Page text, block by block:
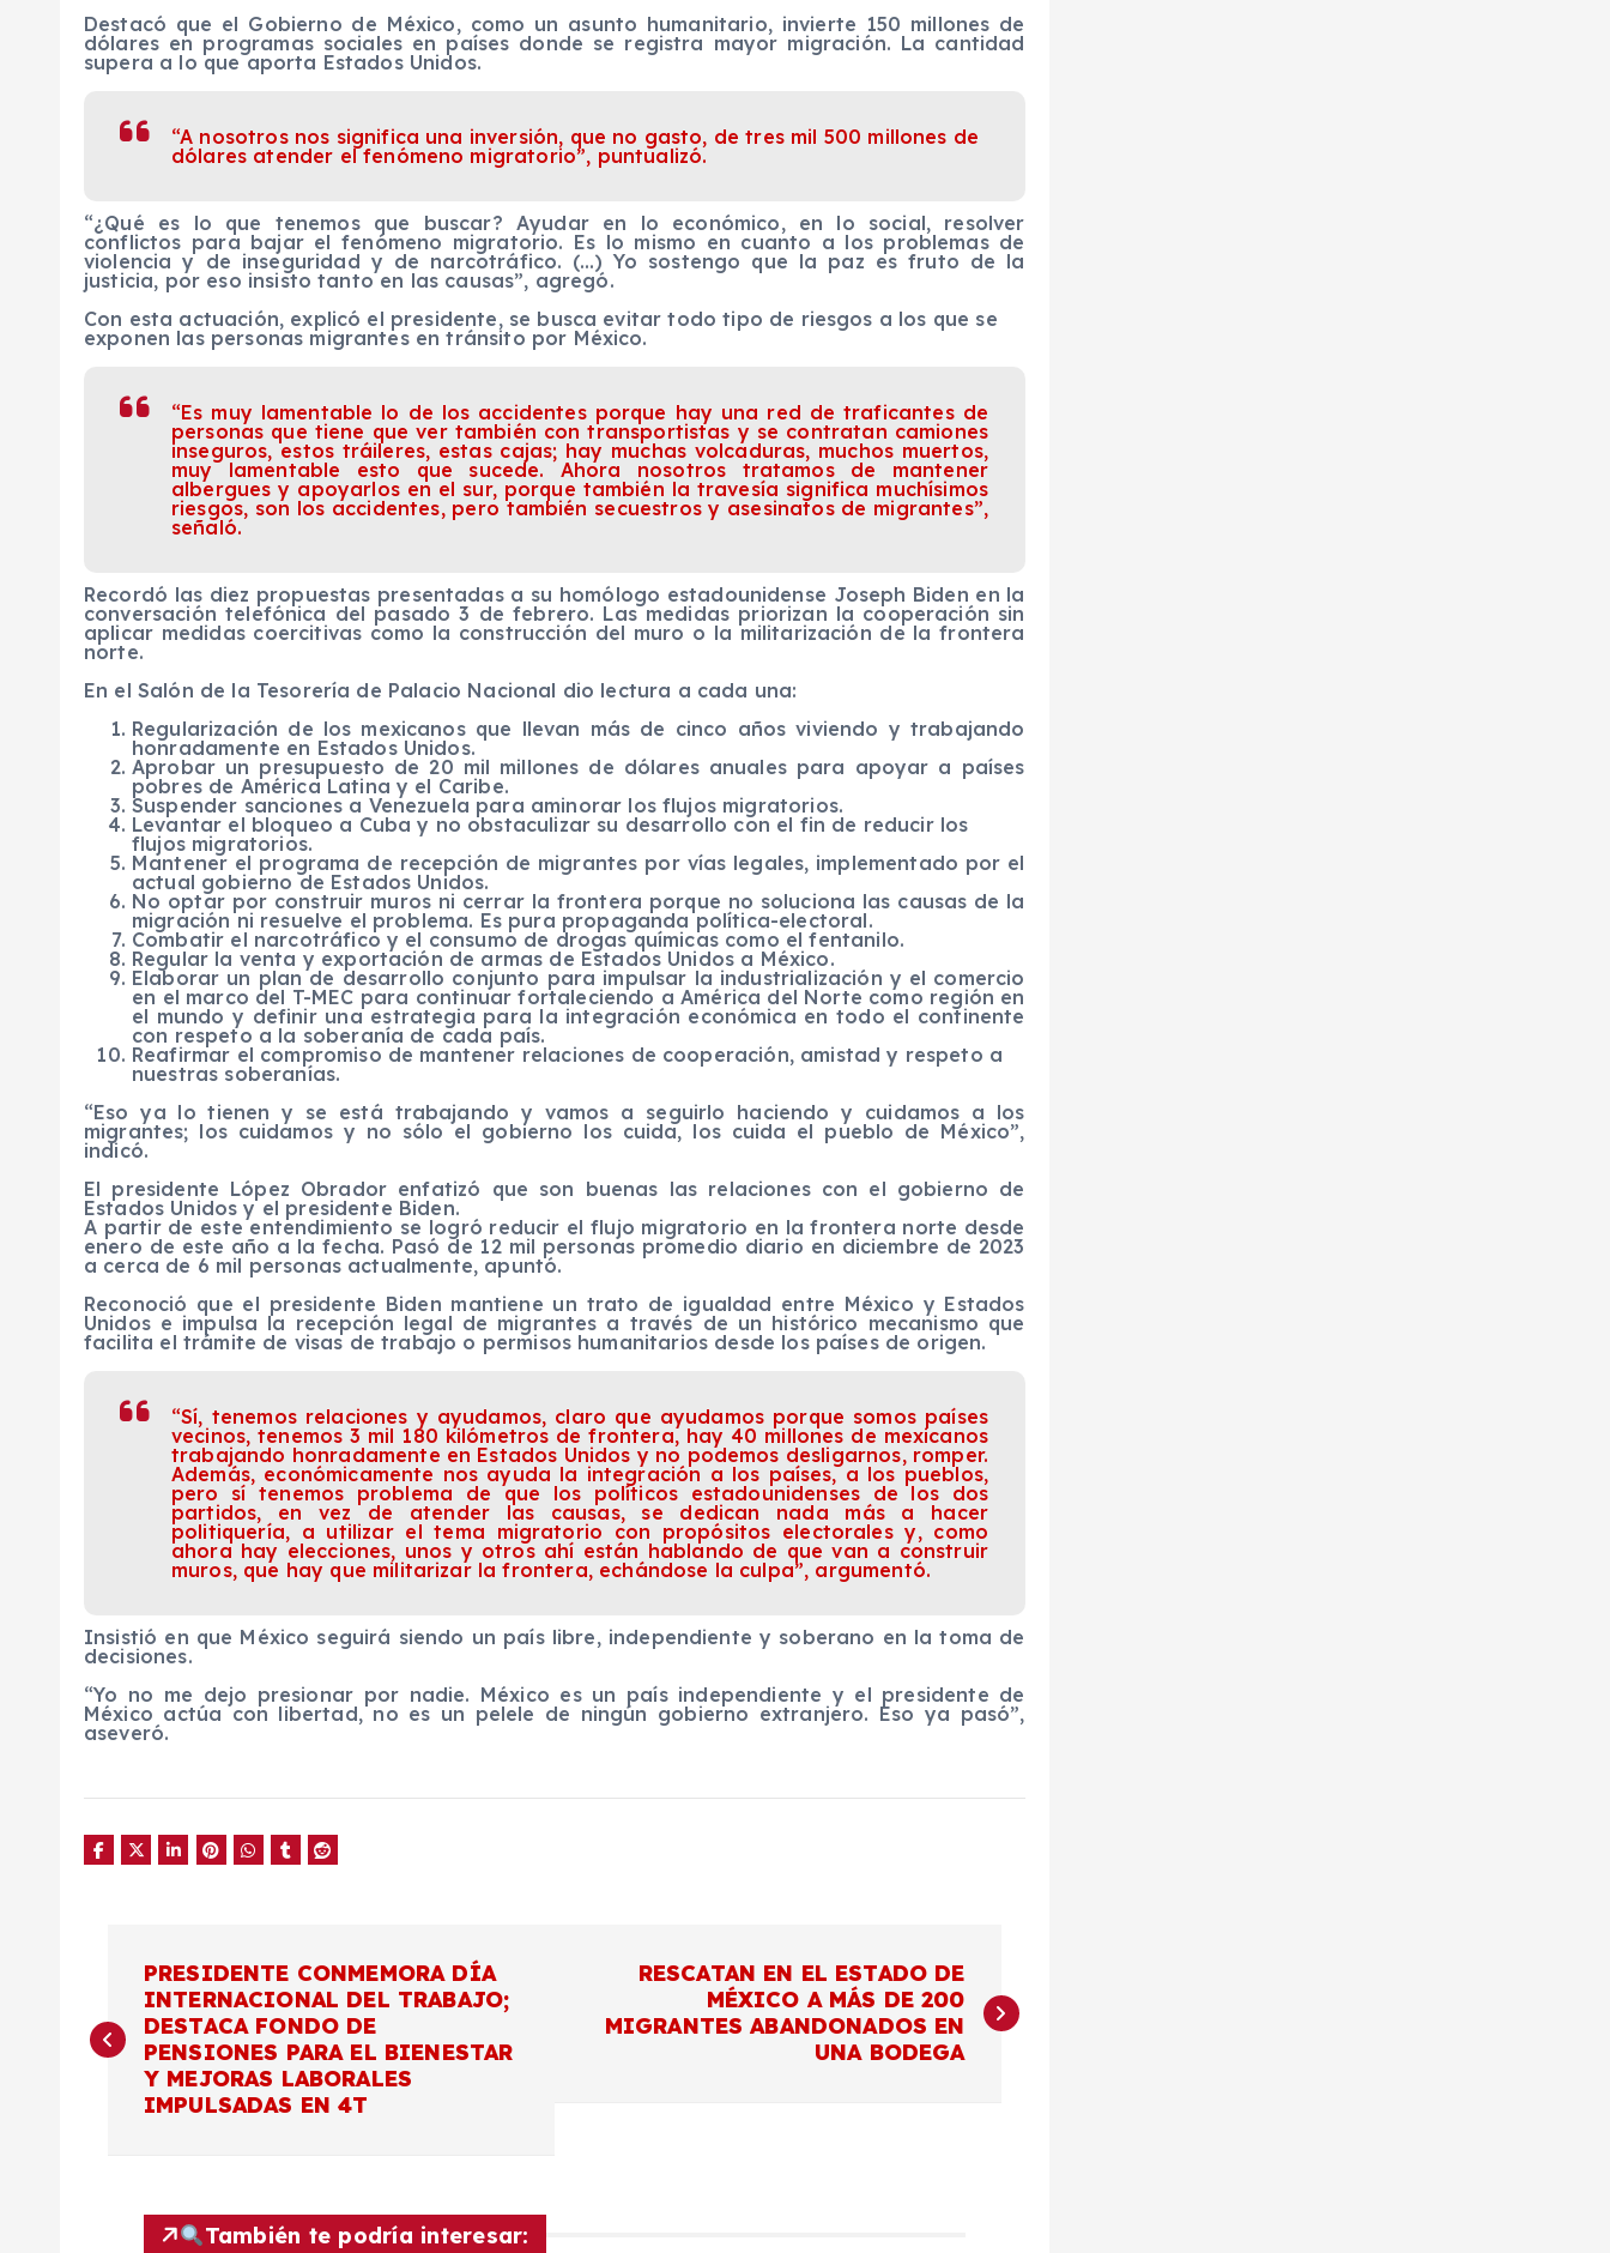
Destacó que el Gobierno de México, como un asunto humanitario, invierte 150 millones de
dólares en programas sociales en países donde se registra mayor migración. La cantidad
supera a lo que aporta Estados Unidos.
“A nosotros nos significa una inversión, que no gasto, de tres mil 500 millones de
dólares atender el fenómeno migratorio”, puntualizó.
“¿Qué es lo que tenemos que buscar? Ayudar en lo económico, en lo social, resolver
conflictos para bajar el fenómeno migratorio. Es lo mismo en cuanto a los problemas de
violencia y de inseguridad y de narcotráfico. (…) Yo sostengo que la paz es fruto de la
justicia, por eso insisto tanto en las causas”, agregó.
Con esta actuación, explicó el presidente, se busca evitar todo tipo de riesgos a los que se
exponen las personas migrantes en tránsito por México.
“Es muy lamentable lo de los accidentes porque hay una red de traficantes de
personas que tiene que ver también con transportistas y se contratan camiones
inseguros, estos tráileres, estas cajas; hay muchas volcaduras, muchos muertos,
muy lamentable esto que sucede. Ahora nosotros tratamos de mantener
albergues y apoyarlos en el sur, porque también la travesía significa muchísimos
riesgos, son los accidentes, pero también secuestros y asesinatos de migrantes”,
señaló.
Recordó las diez propuestas presentadas a su homólogo estadounidense Joseph Biden en la
conversación telefónica del pasado 3 de febrero. Las medidas priorizan la cooperación sin
aplicar medidas coercitivas como la construcción del muro o la militarización de la frontera
norte.
En el Salón de la Tesorería de Palacio Nacional dio lectura a cada una:
Regularización de los mexicanos que llevan más de cinco años viviendo y trabajando
honradamente en Estados Unidos.
Aprobar un presupuesto de 20 mil millones de dólares anuales para apoyar a países
pobres de América Latina y el Caribe.
Suspender sanciones a Venezuela para aminorar los flujos migratorios.
Levantar el bloqueo a Cuba y no obstaculizar su desarrollo con el fin de reducir los
flujos migratorios.
Mantener el programa de recepción de migrantes por vías legales, implementado por el
actual gobierno de Estados Unidos.
No optar por construir muros ni cerrar la frontera porque no soluciona las causas de la
migración ni resuelve el problema. Es pura propaganda política-electoral.
Combatir el narcotráfico y el consumo de drogas químicas como el fentanilo.
Regular la venta y exportación de armas de Estados Unidos a México.
Elaborar un plan de desarrollo conjunto para impulsar la industrialización y el comercio
en el marco del T-MEC para continuar fortaleciendo a América del Norte como región en
el mundo y definir una estrategia para la integración económica en todo el continente
con respeto a la soberanía de cada país.
Reafirmar el compromiso de mantener relaciones de cooperación, amistad y respeto a
nuestras soberanías.
“Eso ya lo tienen y se está trabajando y vamos a seguirlo haciendo y cuidamos a los
migrantes; los cuidamos y no sólo el gobierno los cuida, los cuida el pueblo de México”,
indicó.
El presidente López Obrador enfatizó que son buenas las relaciones con el gobierno de
Estados Unidos y el presidente Biden.
A partir de este entendimiento se logró reducir el flujo migratorio en la frontera norte desde
enero de este año a la fecha. Pasó de 12 mil personas promedio diario en diciembre de 2023
a cerca de 6 mil personas actualmente, apuntó.
Reconoció que el presidente Biden mantiene un trato de igualdad entre México y Estados
Unidos e impulsa la recepción legal de migrantes a través de un histórico mecanismo que
facilita el trámite de visas de trabajo o permisos humanitarios desde los países de origen.
“Sí, tenemos relaciones y ayudamos, claro que ayudamos porque somos países
vecinos, tenemos 3 mil 180 kilómetros de frontera, hay 40 millones de mexicanos
trabajando honradamente en Estados Unidos y no podemos desligarnos, romper.
Además, económicamente nos ayuda la integración a los países, a los pueblos,
pero sí tenemos problema de que los políticos estadounidenses de los dos
partidos, en vez de atender las causas, se dedican nada más a hacer
politiquería, a utilizar el tema migratorio con propósitos electorales y, como
ahora hay elecciones, unos y otros ahí están hablando de que van a construir
muros, que hay que militarizar la frontera, echándose la culpa”, argumentó.
Insistió en que México seguirá siendo un país libre, independiente y soberano en la toma de
decisiones.
“Yo no me dejo presionar por nadie. México es un país independiente y el presidente de
México actúa con libertad, no es un pelele de ningún gobierno extranjero. Eso ya pasó”,
aseveró.
a
PRESIDENTE CONMEMORA DÍA
INTERNACIONAL DEL TRABAJO;
DESTACA FONDO DE
PENSIONES PARA EL BIENESTAR
Y MEJORAS LABORALES
IMPULSADAS EN 4T
RESCATAN EN EL ESTADO DE
MÉXICO A MÁS DE 200
MIGRANTES ABANDONADOS EN
UNA BODEGA
También te podría interesar: